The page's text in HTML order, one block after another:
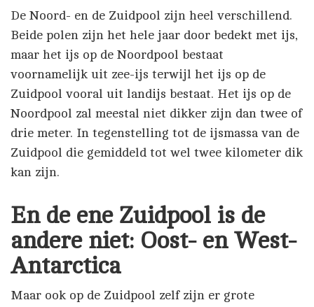
De Noord- en de Zuidpool zijn heel verschillend.
Beide polen zijn het hele jaar door bedekt met ijs,
maar het ijs op de Noordpool bestaat
voornamelijk uit zee-ijs terwijl het ijs op de
Zuidpool vooral uit landijs bestaat. Het ijs op de
Noordpool zal meestal niet dikker zijn dan twee of
drie meter. In tegenstelling tot de ijsmassa van de
Zuidpool die gemiddeld tot wel twee kilometer dik
kan zijn.
En de ene Zuidpool is de
andere niet: Oost- en West-
Antarctica
Maar ook op de Zuidpool zelf zijn er grote